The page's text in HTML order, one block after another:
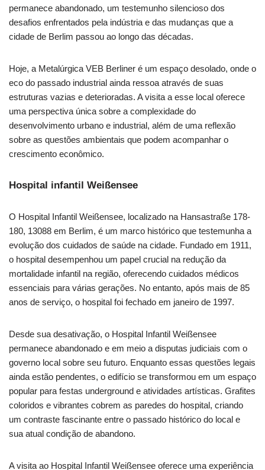
permanece abandonado, um testemunho silencioso dos
desafios enfrentados pela indústria e das mudanças que a
cidade de Berlim passou ao longo das décadas.
Hoje, a Metalúrgica VEB Berliner é um espaço desolado, onde o
eco do passado industrial ainda ressoa através de suas
estruturas vazias e deterioradas. A visita a esse local oferece
uma perspectiva única sobre a complexidade do
desenvolvimento urbano e industrial, além de uma reflexão
sobre as questões ambientais que podem acompanhar o
crescimento econômico.
Hospital infantil Weißensee
O Hospital Infantil Weißensee, localizado na Hansastraße 178-
180, 13088 em Berlim, é um marco histórico que testemunha a
evolução dos cuidados de saúde na cidade. Fundado em 1911,
o hospital desempenhou um papel crucial na redução da
mortalidade infantil na região, oferecendo cuidados médicos
essenciais para várias gerações. No entanto, após mais de 85
anos de serviço, o hospital foi fechado em janeiro de 1997.
Desde sua desativação, o Hospital Infantil Weißensee
permanece abandonado e em meio a disputas judiciais com o
governo local sobre seu futuro. Enquanto essas questões legais
ainda estão pendentes, o edifício se transformou em um espaço
popular para festas underground e atividades artísticas. Grafites
coloridos e vibrantes cobrem as paredes do hospital, criando
um contraste fascinante entre o passado histórico do local e
sua atual condição de abandono.
A visita ao Hospital Infantil Weißensee oferece uma experiência